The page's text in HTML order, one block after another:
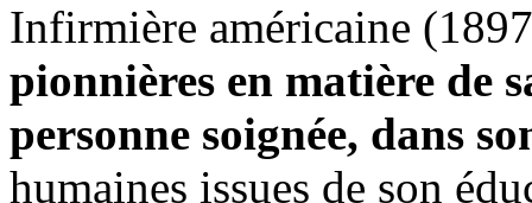
Infirmière américaine
pionnières en matière de
personne soignée, dans
humaines issues de son